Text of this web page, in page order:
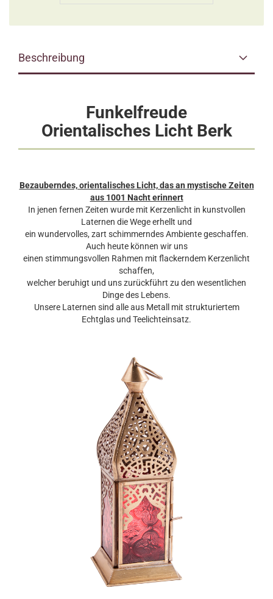
Beschreibung
Funkelfreude
Orientalisches Licht Berk
Bezauberndes, orientalisches Licht, das an mystische Zeiten
aus 1001 Nacht erinnert
In jenen fernen Zeiten wurde mit Kerzenlicht in kunstvollen
Laternen die Wege erhellt und
ein wundervolles, zart schimmerndes Ambiente geschaffen.
Auch heute können wir uns
einen stimmungsvollen Rahmen mit flackerndem Kerzenlicht
schaffen,
welcher beruhigt und uns zurückführt zu den wesentlichen
Dinge des Lebens.
Unsere Laternen sind alle aus Metall mit strukturiertem
Echtglas und Teelichteinsatz.